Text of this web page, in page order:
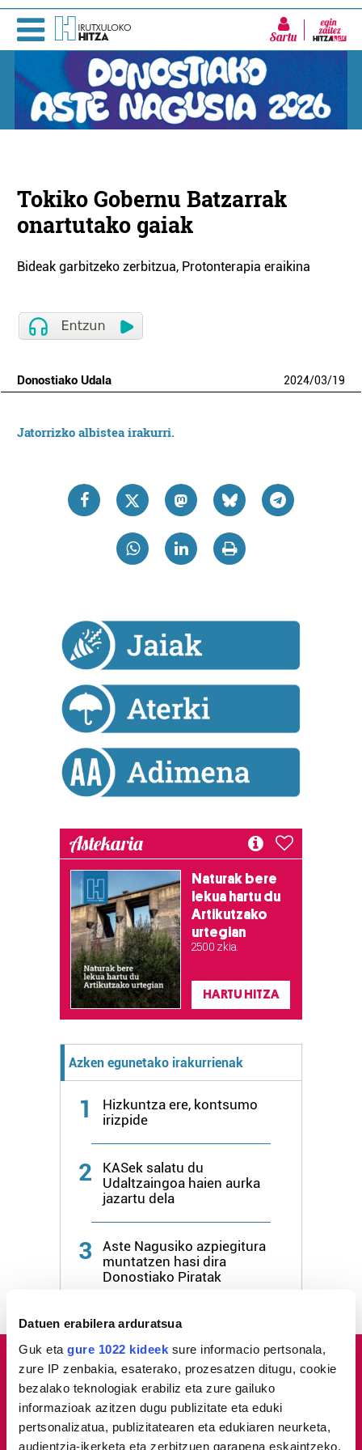
Datuen erabilera arduratsua
Guk eta gure 1022 kideek sure informacio pertsonala,
zure IP zenbakia, esaterako, prozesatzen ditugu, cookie
bezalako teknologiak erabiliz eta zure gailuko
informazioak azitzen dugu publizitate eta eduki
pertsonalizatua, publizitatearen eta edukiaren neurketa,
audientzia-ikerketa eta zerbitzuen garapena eskaintzeko.
Sartu
Tokiko Gobernu Batzarrak
onartutako gaiak
Bideak garbitzeko zerbitzua, Protonterapia eraikina
Donostiako Udala 2024/03/19
Jatorrizko albistea irakurri.
Astekaria
Naturak bere
lekua hartu du
Artikutzako
urtegian
2.500 zkia.
HARTU HITZA
Azken egunetako irakurrienak
1
Hizkuntza ere, kontsumo
irizpide
2
KASek salatu du
Udaltzaingoa haien aurka
jazartu dela
3
Aste Nagusiko azpiegitura
muntatzen hasi dira
Donostiako Piratak